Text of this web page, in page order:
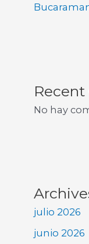
No hay
julio 2026
junio 2026